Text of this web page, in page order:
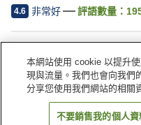
4.6 非常好 評語數量：
停車場
桑拿
日本 富山縣 黑
本網站使用 cookie 以提升
現與流量。我們也會向我們
分享您使用我們網站的相關
不要銷售我的個人資